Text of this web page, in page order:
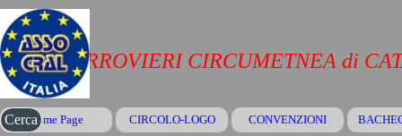
Vai ai contenuti
Salta menù
Home Page CIRCOLO-LOGO ▼
CONVENZIONI
CRAL FERROVIERI CIRCUMETNEA di
Cerca